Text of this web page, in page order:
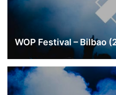
WOP Festival – Bilbao